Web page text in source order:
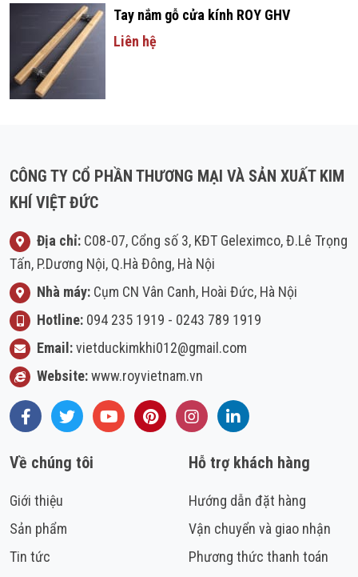
Tay nắm gỗ cửa kính ROY GHV
Liên hệ
CÔNG TY CỔ PHẦN THƯƠNG MẠI VÀ SẢN XUẤT KIM
KHÍ VIỆT ĐỨC
Địa chỉ: C08-07, Cổng số 3, KĐT Geleximco, Đ.Lê Trọng
Tấn, P.Dương Nội, Q.Hà Đông, Hà Nội
Nhà máy: Cụm CN Vân Canh, Hoài Đức, Hà Nội
Hotline: 094 235 1919 - 0243 789 1919
Email:vietduckimkhi012@gmail.com
Website:www.royvietnam.vn
FacebookTwitterYoutubePinterestInstagramLinkedIn
Về chúng tôi
Giới thiệu
Sản phẩm
Tin tức
Hỗ trợ khách hàng
Hướng dẫn đặt hàng
Vận chuyển và giao nhận
Phương thức thanh toán